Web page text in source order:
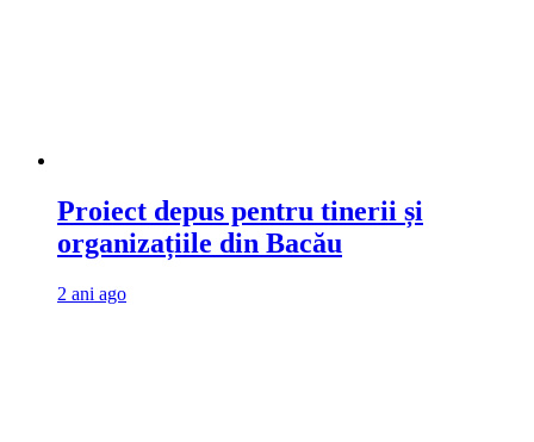
Proiect depus pentru tinerii și
organizațiile din Bacău
2 ani ago